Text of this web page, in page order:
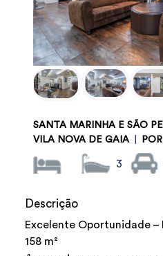
SANTA MARINHA E SÃO
VILA NOVA DE GAIA
3
Descrição
Excelente Oportunidade –
158 m²